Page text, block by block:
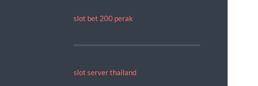
slot bet 200 perak
slot server thailand